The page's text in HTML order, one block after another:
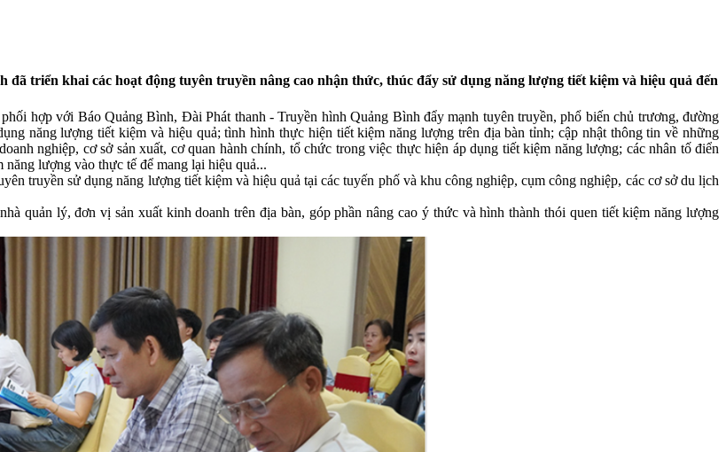
triển khai các hoạt động tuyên truyền nâng cao nhận thức, thúc đẩy sử dụng năng lượng tiết kiệm và hiệu quả đến
hợp với Báo Quảng Bình, Đài Phát thanh - Truyền hình Quảng Bình đẩy mạnh tuyên truyền, phổ biến chủ trương, đường
năng lượng tiết kiệm và hiệu quả; tình hình thực hiện tiết kiệm năng lượng trên địa bàn tỉnh; cập nhật thông tin về những
nghiệp, cơ sở sản xuất, cơ quan hành chính, tổ chức trong việc thực hiện áp dụng tiết kiệm năng lượng; các nhân tố điển
lượng vào thực tế để mang lại hiệu quả...
truyền sử dụng năng lượng tiết kiệm và hiệu quả tại các tuyến phố và khu công nghiệp, cụm công nghiệp, các cơ sở du lịch
quản lý, đơn vị sản xuất kinh doanh trên địa bàn, góp phần nâng cao ý thức và hình thành thói quen tiết kiệm năng lượng